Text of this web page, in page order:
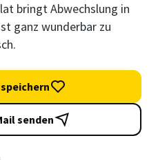
bringt Abwechslung in
ganz wunderbar zu
senden